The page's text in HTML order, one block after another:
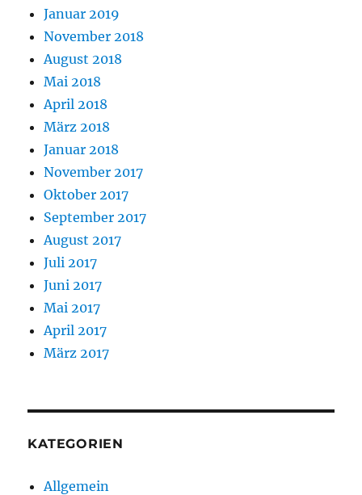
Januar 2019
November 2018
August 2018
Mai 2018
April 2018
März 2018
Januar 2018
November 2017
Oktober 2017
September 2017
August 2017
Juli 2017
Juni 2017
Mai 2017
April 2017
März 2017
KATEGORIEN
Allgemein